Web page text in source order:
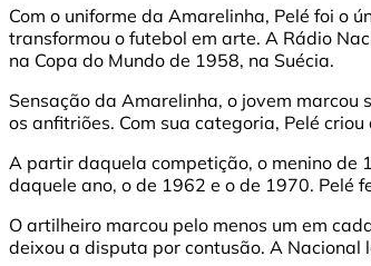
Com o uniforme da Amarelinha, Pelé foi o
transformou o futebol em arte. A Rádio
na Copa do Mundo de 1958, na Suécia.
Sensação da Amarelinha, o jovem
os anfitriões. Com sua categoria, Pelé
A partir daquela competição, o menino de
daquele ano, o de 1962 e o de 1970. Pelé
O artilheiro marcou pelo menos um em
deixou a disputa por contusão. A Nacional